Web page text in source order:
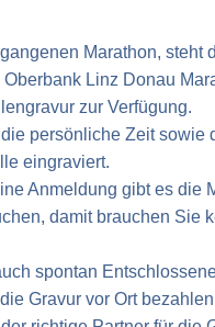
Linien
Marathon, steht
Linz Donau
zur Verfügung.
persönliche Zeit sowie
eingraviert.
Anmeldung gibt es die
damit brauchen Sie
spontan
Gravur vor Ort